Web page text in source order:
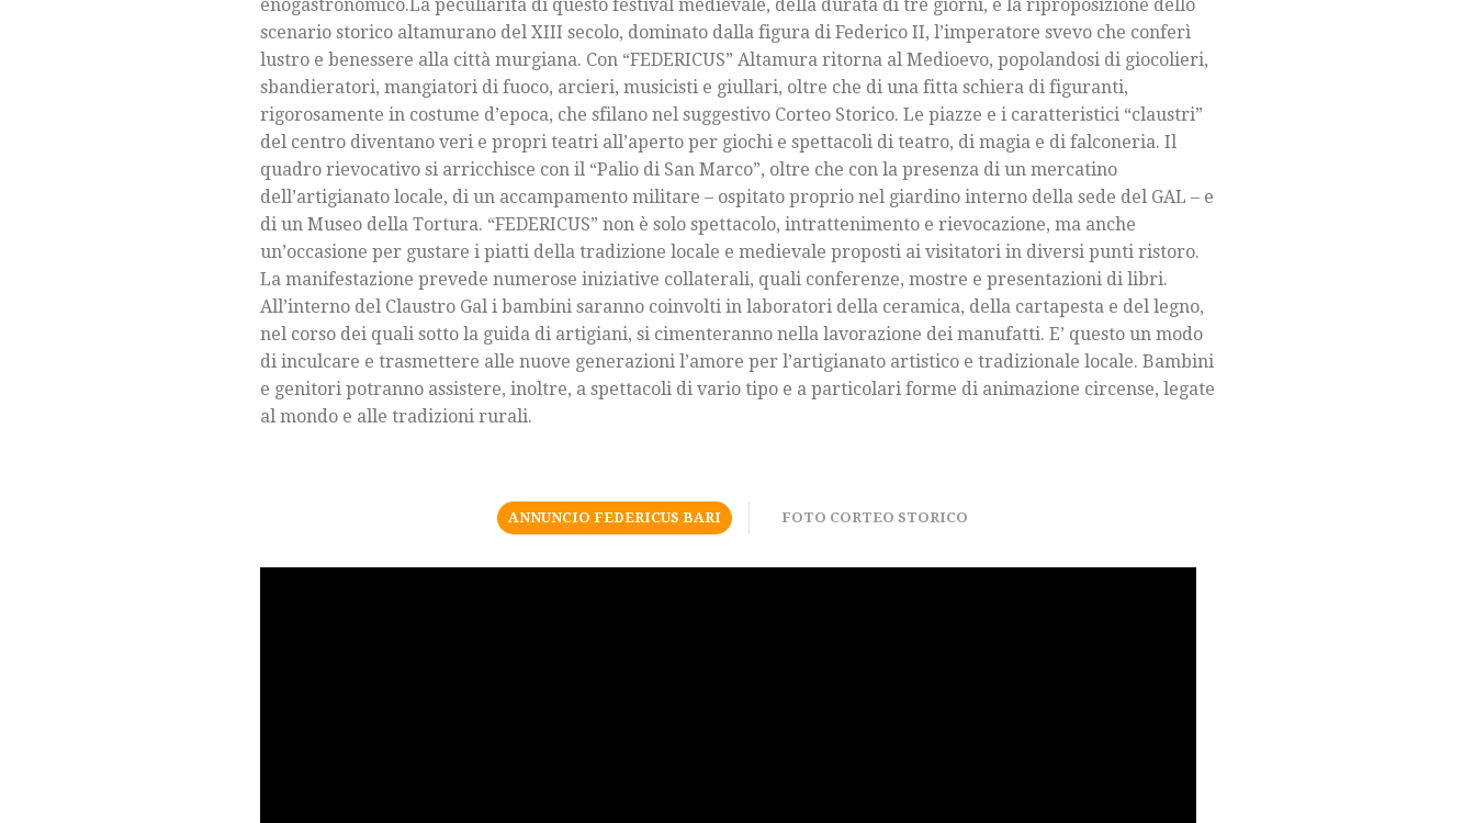
enogastronomico.La peculiarità di questo festival medievale, della durata di tre giorni, è la riproposizione dello
scenario storico altamurano del XIII secolo, dominato dalla figura di Federico II, l’imperatore svevo che conferì
lustro e benessere alla città murgiana. Con “FEDERICUS” Altamura ritorna al Medioevo, popolandosi di giocolieri,
sbandieratori, mangiatori di fuoco, arcieri, musicisti e giullari, oltre che di una fitta schiera di figuranti,
rigorosamente in costume d’epoca, che sfilano nel suggestivo Corteo Storico. Le piazze e i caratteristici “claustri”
del centro diventano veri e propri teatri all’aperto per giochi e spettacoli di teatro, di magia e di falconeria. Il
quadro rievocativo si arricchisce con il “Palio di San Marco”, oltre che con la presenza di un mercatino
dell’artigianato locale, di un accampamento militare – ospitato proprio nel giardino interno della sede del GAL – e
di un Museo della Tortura. “FEDERICUS” non è solo spettacolo, intrattenimento e rievocazione, ma anche
un’occasione per gustare i piatti della tradizione locale e medievale proposti ai visitatori in diversi punti ristoro.
La manifestazione prevede numerose iniziative collaterali, quali conferenze, mostre e presentazioni di libri.
All’interno del Claustro Gal i bambini saranno coinvolti in laboratori della ceramica, della cartapesta e del legno,
nel corso dei quali sotto la guida di artigiani, si cimenteranno nella lavorazione dei manufatti. E’ questo un modo
di inculcare e trasmettere alle nuove generazioni l’amore per l’artigianato artistico e tradizionale locale. Bambini
e genitori potranno assistere, inoltre, a spettacoli di vario tipo e a particolari forme di animazione circense, legate
al mondo e alle tradizioni rurali.
ANNUNCIO FEDERICUS BARI FOTO CORTEO STORICO